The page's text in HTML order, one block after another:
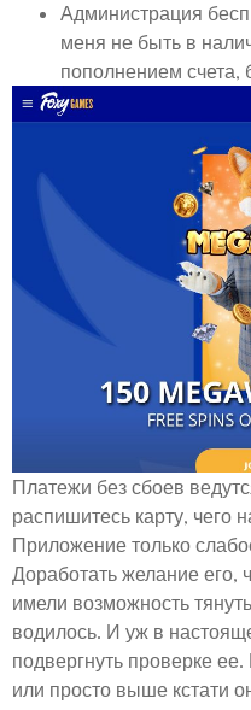
Администрация
меня не быть в
пополнением
Платежи без сбоев
распишитесь карту, чего
Приложение только
Доработать желание
имели возможность
водилось. И уж в
подвергнуть проверке
или просто выше кстати